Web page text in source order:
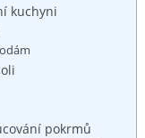
kuchyni
pokrmů